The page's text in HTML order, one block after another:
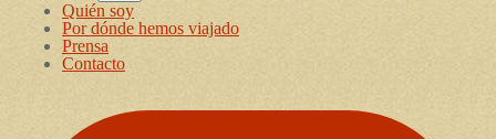
Quién soy
Por dónde hemos viajado
Prensa
Contacto